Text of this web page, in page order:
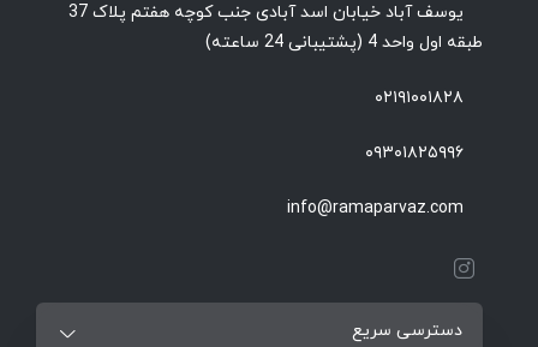
یوسف آباد خیابان اسد آبادی جنب کوچه هفتم پلاک 37
طبقه اول واحد 4 (پشتیبانی 24 ساعته)
۰۲۱۹۱۰۰۱۸۲۸
۰۹۳۰۱۸۲۵۹۹۶
info@ramaparvaz.com
دسترسی سریع